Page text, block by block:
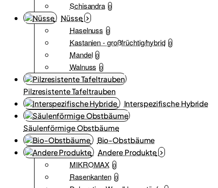
Schisandra 0
Nüsse
Haselnuss 0
Kastanien - großfrüchtig/hybrid 0
Mandel 0
Walnuss 0
Pilzresistente Tafeltrauben
Interspezifische Hybride
Säulenförmige Obstbäume
Bio-Obstbäume
Andere Produkte
MIKROMAX 0
Rasenkanten 0